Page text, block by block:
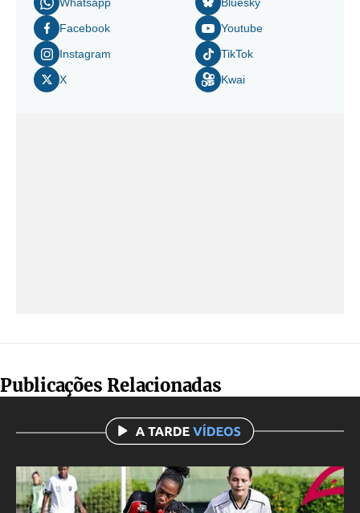
Facebook
Instagram
X
Youtube
TikTok
Kwai
Publicações Relacionadas